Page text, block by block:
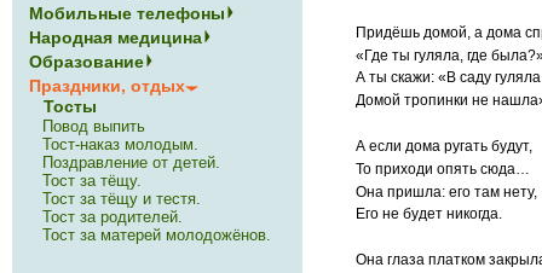
Придёшь домой, а дома
«Где ты гуляла, где
А ты скажи: «В саду
Домой тропинки не
А если дома ругать будут,
То приходи опять сюда…
Она пришла: его там нету,
Его не будет никогда.
Она глаза платком
Мобильные телефоны
Народная медицина
Образование
Праздники, отдых
Тосты
Повод выпить
Тост-наказ молодым.
Поздравление от детей.
Тост за тёщу.
Тост за тёщу и тестя.
Тост за родителей.
Тост за матерей молодожёнов.